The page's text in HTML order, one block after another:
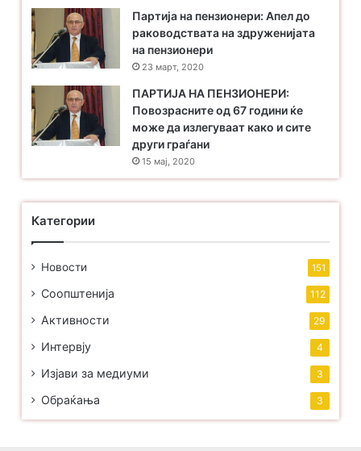
Партија на пензионери: Апел до
раководствата на здруженијата
на пензионери
23 март, 2020
ПАРТИЈА НА ПЕНЗИОНЕРИ:
Повозрасните од 67 години ќе
може да излегуваат како и сите
други граѓани
15 мај, 2020
Категории
Новости 151
Соопштенија 112
Активности 29
Интервју 4
Изјави за медиуми 3
Обраќања 3